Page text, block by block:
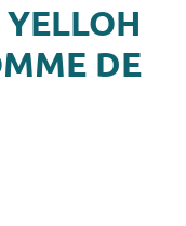
DE